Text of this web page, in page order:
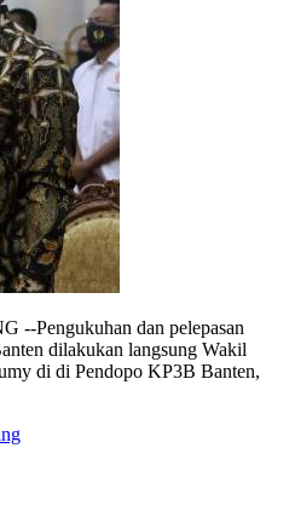
--Pengukuhan dan pelepasan
dilakukan langsung Wakil
di di Pendopo KP3B Banten,